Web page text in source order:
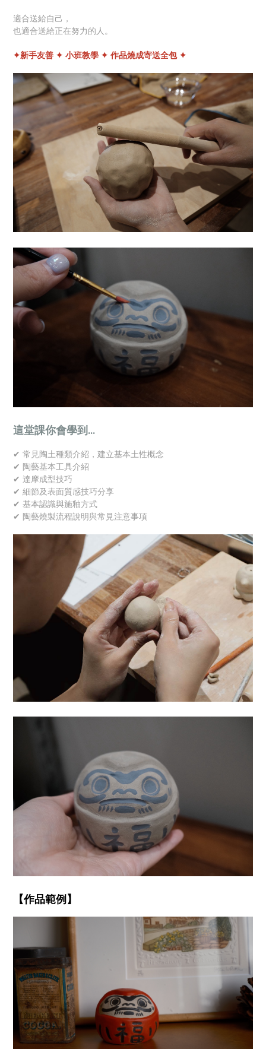
適合送給自己，
也適合送給正在努力的人。
✦新手友善 ✦ 小班教學 ✦ 作品燒成寄送全包 ✦
這堂課你會學到...
✔ 常見陶土種類介紹，建立基本土性概念
✔ 陶藝基本工具介紹
✔ 達摩成型技巧
✔ 細節及表面質感技巧分享
✔ 基本認識與施釉方式
✔ 陶藝燒製流程說明與常見注意事項
【作品範例】